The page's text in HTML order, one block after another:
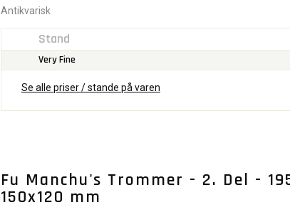
Antikvarisk
Stand
Very Fine
Se alle priser / stande på varen
Fu Manchu's Trommer - 2. Del -
150x120 mm